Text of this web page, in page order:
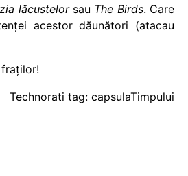
lăcustelorsau The Birds. Care
acestor dăunători (atacau
Technorati tag: capsulaTimpului